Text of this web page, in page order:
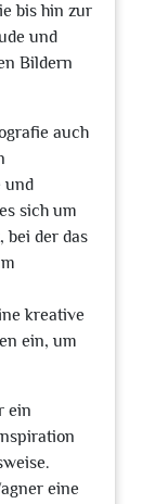
bis hin zur
und
Bildern
auch
und
sich um
bei der das
kreative
ein, um
ein
eine